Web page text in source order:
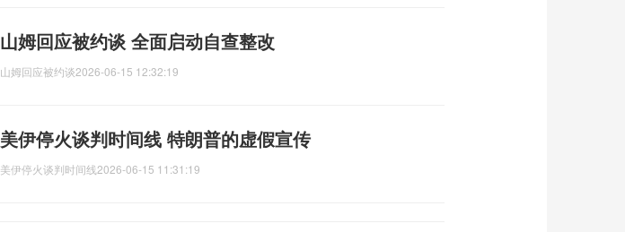
山姆回应被约谈 全面启动自查整改
山姆回应被约谈2026-06-15 12:32:19
美伊停火谈判时间线 特朗普的虚假宣传
美伊停火谈判时间线2026-06-15 11:31:19